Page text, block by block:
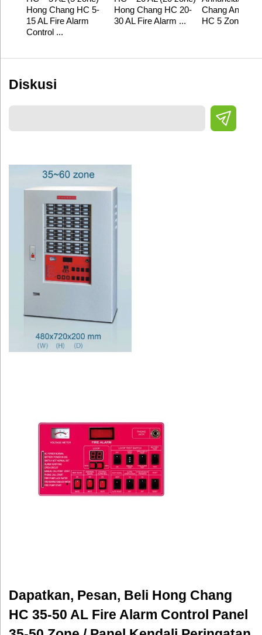
Hong Chang HC 5-
15 AL Fire Alarm
Control ...
Hong Chang HC 20-
30 AL Fire Alarm ...
Chang
HC 5 Zone
Diskusi
Dapatkan, Pesan, Beli Hong Chang
HC 35-50 AL Fire Alarm Control Panel